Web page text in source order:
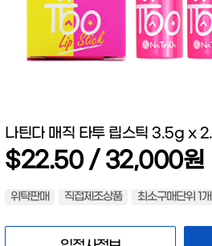
나틴다 매직 타투 립스틱 3.5g x 2..
$22.50 / 32,000원
위탁판매 직접제조상품 최소구매단위 1개